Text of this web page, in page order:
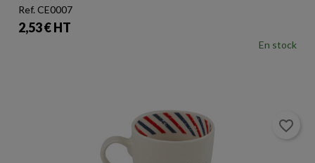
Ref. CE0007
Prix
2,53 € HT
En stock
favorite_border